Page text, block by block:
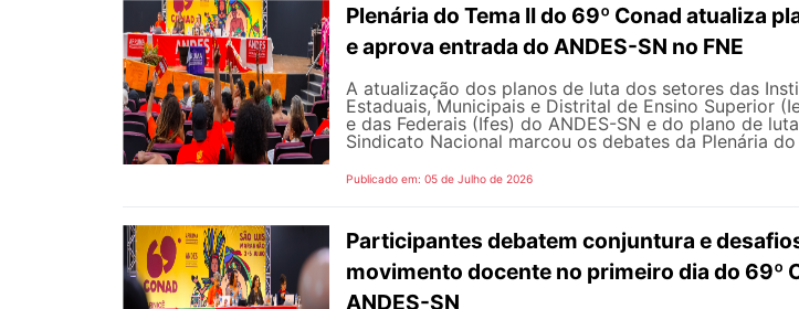
Plenária do Tema II do 69º Conad atualiza
e aprova entrada do ANDES-SN no FNE
A atualização dos planos de luta dos setores das
Estaduais, Municipais e Distrital de Ensino Superior
e das Federais (Ifes) do ANDES-SN e do plano de
Sindicato Nacional marcou os debates da Plenária do
Publicado em: 05 de Julho de 2026
Participantes debatem conjuntura e
movimento docente no primeiro dia do 69º
ANDES-SN